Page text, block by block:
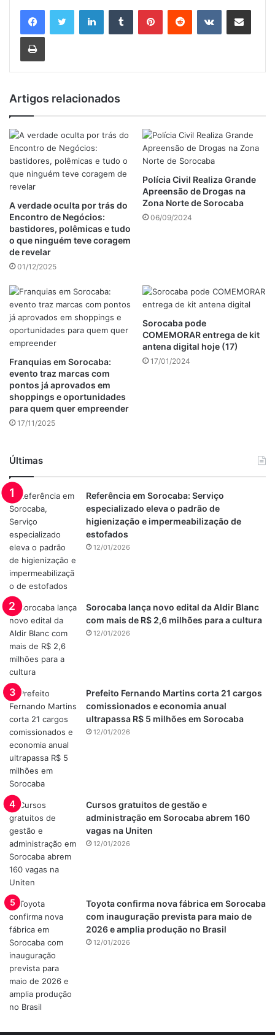
LinkedinTumblr PinterestReddit VK Compartilhar via e-mail
Imprimir
Artigos relacionados
A verdade oculta por trás do
Encontro de Negócios:
bastidores, polêmicas e tudo
o que ninguém teve coragem
de revelar
01/12/2025
Polícia Civil Realiza Grande
Apreensão de Drogas na
Zona Norte de Sorocaba
06/09/2024
Franquias em Sorocaba:
evento traz marcas com
pontos já aprovados em
shoppings e oportunidades
para quem quer empreender
17/11/2025
Sorocaba pode
COMEMORAR entrega de kit
antena digital hoje (17)
17/01/2024
Últimas
Referência em Sorocaba: Serviço
especializado eleva o padrão de
higienização e impermeabilização de
estofados
12/01/2026
Sorocaba lança novo edital da Aldir Blanc
com mais de R$ 2,6 milhões para a cultura
12/01/2026
Prefeito Fernando Martins corta 21 cargos
comissionados e economia anual
ultrapassa R$ 5 milhões em Sorocaba
12/01/2026
Cursos gratuitos de gestão e
administração em Sorocaba abrem 160
vagas na Uniten
12/01/2026
Toyota confirma nova fábrica em Sorocaba
com inauguração prevista para maio de
2026 e amplia produção no Brasil
12/01/2026